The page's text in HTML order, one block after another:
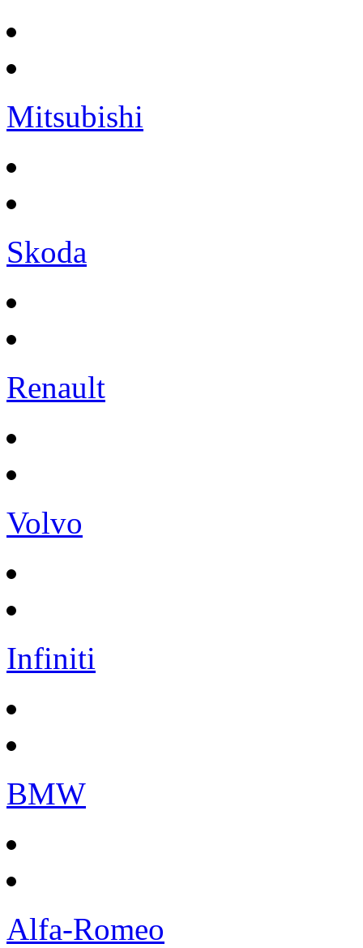
Mitsubishi
Skoda
Renault
Volvo
Infiniti
BMW
Alfa-Romeo